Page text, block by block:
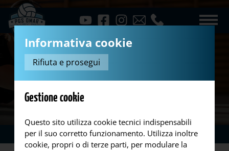
News Torneo PGS...
Informativa cookie
Rifiuta e prosegui
Gestione cookie
Questo sito utilizza cookie tecnici indispensabili
per il suo corretto funzionamento. Utilizza inoltre
cookie, propri o di terze parti, per modulare la